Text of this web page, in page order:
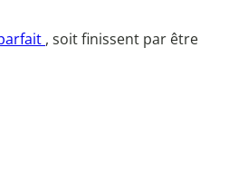
, soit finissent par être